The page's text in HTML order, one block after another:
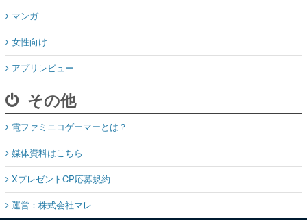
マンガ
女性向け
アプリレビュー
その他
電ファミニコゲーマーとは？
媒体資料はこちら
XプレゼントCP応募規約
運営：株式会社マレ